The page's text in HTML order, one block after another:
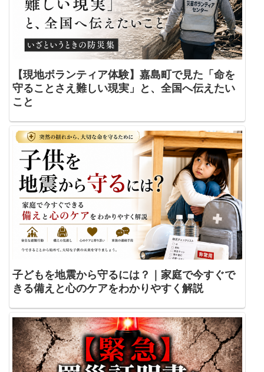
【現地ボランティア体験】嘉島町で見た「命を
守ることさえ難しい現実」と、全国へ伝えたい
こと
子どもを地震から守るには？｜家庭で今すぐで
きる備えと心のケアをわかりやすく解説